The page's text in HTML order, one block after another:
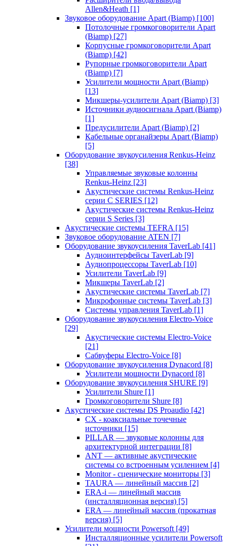
Allen&Heath [1]
Звуковое оборудование Apart (Biamp) [100]
Потолочные громкоговорители Apart
(Biamp) [27]
Корпусные громкоговорители Apart
(Biamp) [42]
Рупорные громкоговорители Apart
(Biamp) [7]
Усилители мощности Apart (Biamp)
[13]
Микшеры-усилители Apart (Biamp) [3]
Источники аудиосигнала Apart (Biamp)
[1]
Предусилители Apart (Biamp) [2]
Кабельные органайзеры Apart (Biamp)
[5]
Оборудование звукоусиления Renkus-Heinz
[38]
Управляемые звуковые колонны
Renkus-Heinz [23]
Акустические системы Renkus-Heinz
серии C SERIES [12]
Акустические системы Renkus-Heinz
серии S Series [3]
Акустические системы TEFRA [15]
Звуковое оборудование ATEN [7]
Оборудование звукоусиления TaverLab [41]
Аудиоинтерфейсы TaverLab [9]
Аудиопроцессоры TaverLab [10]
Усилители TaverLab [9]
Микшеры TaverLab [2]
Акустические системы TaverLab [7]
Микрофонные системы TaverLab [3]
Системы управления TaverLab [1]
Оборудование звукоусиления Electro-Voice
[29]
Акустические системы Electro-Voice
[21]
Сабвуферы Electro-Voice [8]
Оборудование звукоусиления Dynacord [8]
Усилители мощности Dynacord [8]
Оборудование звукоусиления SHURE [9]
Усилители Shure [1]
Громкоговорители Shure [8]
Акустические системы DS Proaudio [42]
CX - коаксиальные точечные
источники [15]
PILLAR — звуковые колонны для
архитектурной интеграции [8]
ANT — активные акустические
системы со встроенным усилением [4]
Monitor - сценические мониторы [3]
TAURA — линейный массив [2]
ERA-i — линейный массив
(инсталляционная версия) [5]
ERA — линейный массив (прокатная
версия) [5]
Усилители мощности Powersoft [49]
Инсталляционные усилители Powersoft